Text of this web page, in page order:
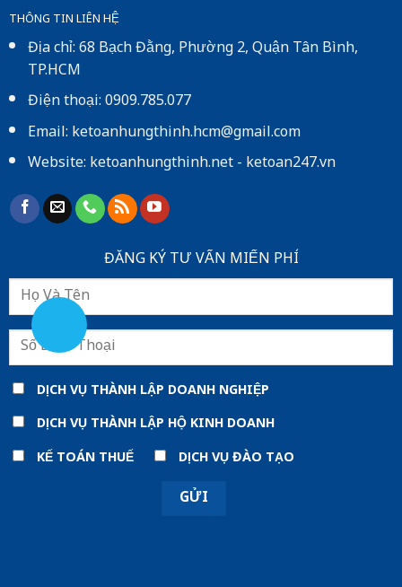
THÔNG TIN LIÊN HỆ
Địa chỉ: 68 Bạch Đằng, Phường 2, Quận Tân Bình,
TP.HCM
Điện thoại: 0909.785.077
Email: ketoanhungthinh.hcm@gmail.com
Website:ketoanhungthinh.net-ketoan247.vn
ĐĂNG KÝ TƯ VẤN MIẾN PHÍ
DỊCH VỤ THÀNH LẬP DOANH NGHIỆP
DỊCH VỤ THÀNH LẬP HỘ KINH DOANH
KẾ TOÁN THUẾ
DỊCH VỤ ĐÀO TẠO